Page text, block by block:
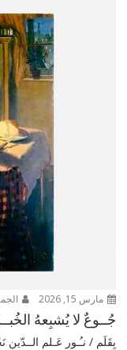
مارس 15, 2026
جُــوعٌ لا يُشبِعهُ
بِقَلَم / نـُـور عَـلم